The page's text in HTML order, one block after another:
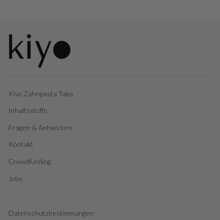
Kiyo Zahnpasta Tabs
Inhaltsstoffe
Fragen & Antworten
Kontakt
Crowdfunding
Jobs
Datenschutzbestimmungen